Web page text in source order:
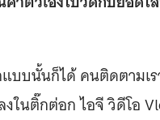
แบบนั้นก็ได้ คนติดตามเ
งในติ๊กต่อก ไอจี วิดีโอ